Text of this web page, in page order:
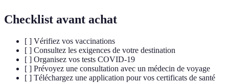
Checklist avant achat
[ ] Vérifiez vos vaccinations
[ ] Consultez les exigences de votre destination
[ ] Organisez vos tests COVID-19
[ ] Prévoyez une consultation avec un médecin de voyage
[ ] Téléchargez une application pour vos certificats de santé